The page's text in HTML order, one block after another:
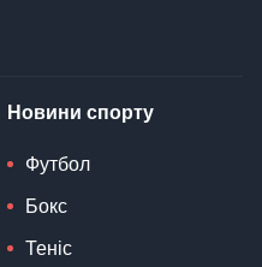
Новини спорту
Футбол
Бокс
Теніс